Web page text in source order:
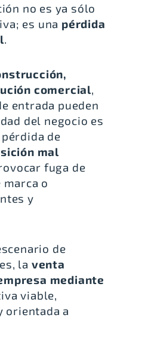
no es ya sólo
es una pérdida
.
comercial,
entrada pueden
del negocio es
de
mal
fuga de
o
y
de
la venta
mediante
viable,
orientada a